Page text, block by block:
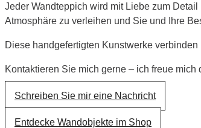
Jeder Wandteppich wird mit Liebe zum
Atmosphäre zu verleihen und Sie und Ihre
Diese handgefertigten Kunstwerke
Kontaktieren Sie mich gerne – ich freue
Schreiben Sie mir eine Nachricht
Entdecke Wandobjekte im Shop